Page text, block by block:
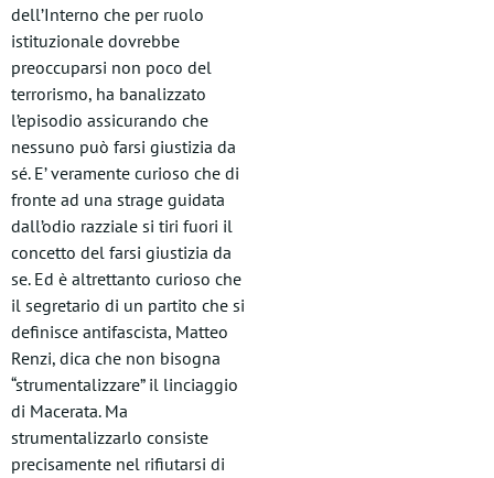
dell’Interno che per ruolo
istituzionale dovrebbe
preoccuparsi non poco del
terrorismo, ha banalizzato
l’episodio assicurando che
nessuno può farsi giustizia da
sé. E’ veramente curioso che di
fronte ad una strage guidata
dall’odio razziale si tiri fuori il
concetto del farsi giustizia da
se. Ed è altrettanto curioso che
il segretario di un partito che si
definisce antifascista, Matteo
Renzi, dica che non bisogna
“strumentalizzare” il linciaggio
di Macerata. Ma
strumentalizzarlo consiste
precisamente nel rifiutarsi di